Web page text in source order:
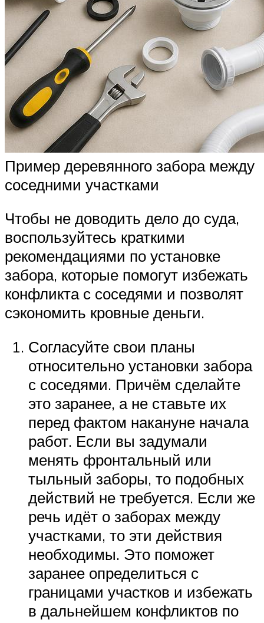
Пример деревянного забора между
соседними участками
Чтобы не доводить дело до суда,
воспользуйтесь краткими
рекомендациями по установке
забора, которые помогут избежать
конфликта с соседями и позволят
сэкономить кровные деньги.
Согласуйте свои планы
относительно установки забора
с соседями. Причём сделайте
это заранее, а не ставьте их
перед фактом накануне начала
работ. Если вы задумали
менять фронтальный или
тыльный заборы, то подобных
действий не требуется. Если же
речь идёт о заборах между
участками, то эти действия
необходимы. Это поможет
заранее определиться с
границами участков и избежать
в дальнейшем конфликтов по